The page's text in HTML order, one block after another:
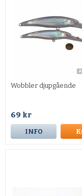
Wobbler djupgående
69 kr
INFO